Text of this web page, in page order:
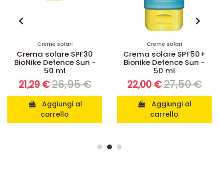
Creme solari
Crema solare SPF30
BioNike Defence Sun -
50 ml
21,29 €26,95 €
carrello
Creme solari
Crema solare SPF50+
Bionike Defence Sun -
50 ml
22,00 €27,50 €
carrello